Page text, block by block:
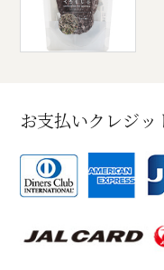
お支払いクレジッ